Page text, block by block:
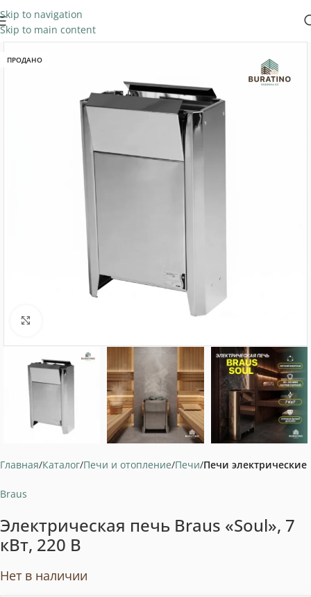
Skip to navigation
Skip to main content
ПРОДАНО
Главная Каталог Печи и отопление Печи Печи электрические
Braus
Электрическая печь Braus «Soul», 7
кВт, 220 В
Нет в наличии